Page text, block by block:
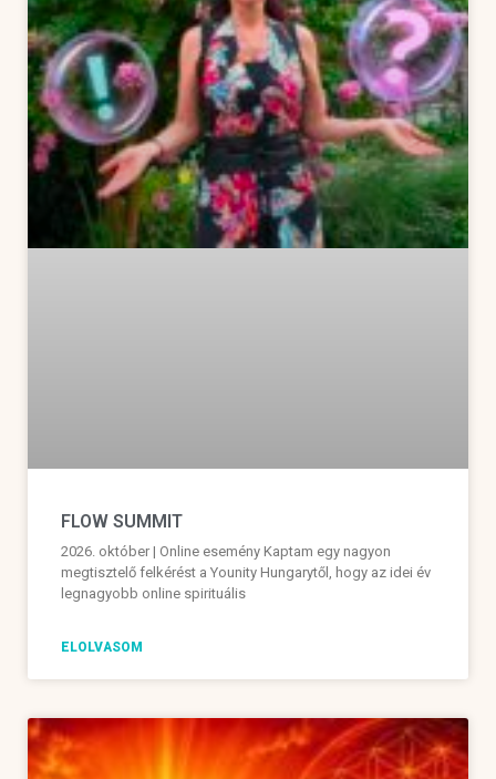
FLOW SUMMIT
2026. október | Online esemény Kaptam egy nagyon
megtisztelő felkérést a Younity Hungarytől, hogy az idei év
legnagyobb online spirituális
ELOLVASOM